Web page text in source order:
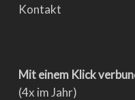
Kontakt
Mit einem Klick
(4x im Jahr)